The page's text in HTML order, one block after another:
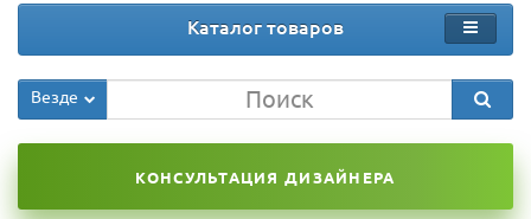
Каталог товаров
Везде
КОНСУЛЬТАЦИЯ ДИЗАЙНЕРА